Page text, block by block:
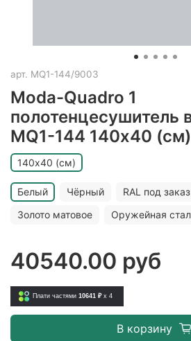
арт. MQ1-144/9003
Moda-Quadro 1
полотенцесушитель
MQ1-144 140х40 (см)
140х40 (см)
Белый Чёрный RAL под заказ
Золото матовое
Оружейная
40540.00 руб
Плати частями 10641 ₽ x 4
В корзину